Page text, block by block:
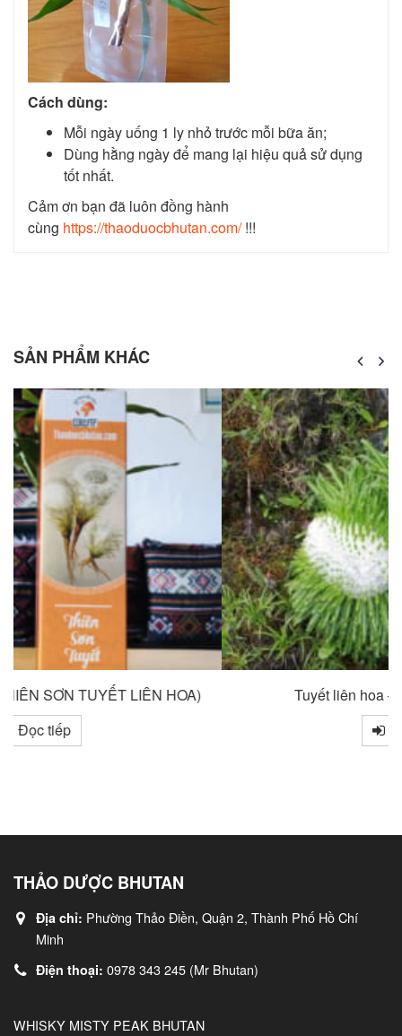
Cách dùng:
Mỗi ngày uống 1 ly nhỏ trước mỗi bữa ăn;
Dùng hằng ngày để mang lại hiệu quả sử dụng
tốt nhất.
Cảm ơn bạn đã luôn đồng hành
cùng https://thaoduocbhutan.com/!!!
SẢN PHẨM KHÁC
Tuyết liên hoa – Thiên sơn tuyết liên
THẢO DƯỢC BHUTAN
Địa chỉ: Phường Thảo Điền, Quận 2, Thành Phố Hồ Chí
Minh
Điện thoại: 0978 343 245 (Mr Bhutan)
WHISKY MISTY PEAK BHUTAN